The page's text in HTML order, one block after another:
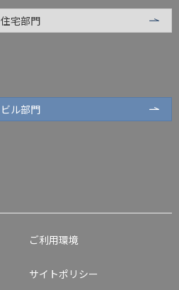
住宅部門
ビル部門
ご利用環境
サイトポリシー